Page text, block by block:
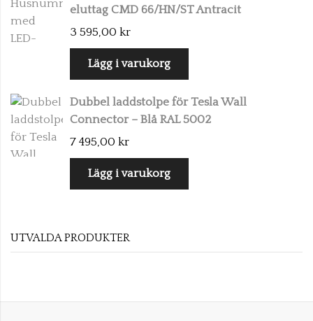
eluttag CMD 66/HN/ST Antracit
3 595,00 kr
Lägg i varukorg
Dubbel laddstolpe för Tesla Wall
Connector – Blå RAL 5002
7 495,00 kr
Lägg i varukorg
UTVALDA PRODUKTER